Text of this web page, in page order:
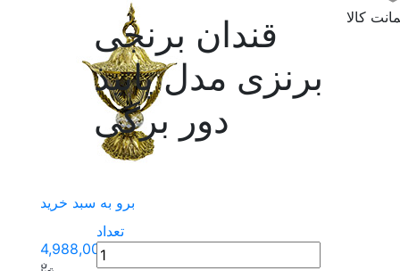
قندان برنجی
برنزی مدل پانیذ
دور برگی
برو به سبد خرید
4,988,000
تعداد
کالا